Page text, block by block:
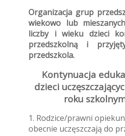
Organizacja grup
wiekowo lub
liczby i wieku dzieci
przedszkolną i
przedszkola.
Kontynuacja
dzieci
roku
1. Rodzice/prawni
obecnie uczęszczają do